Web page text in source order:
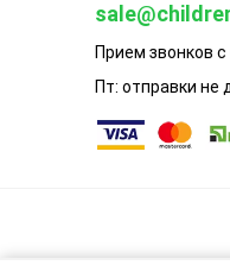
Прием звонков
Пт: отправки не